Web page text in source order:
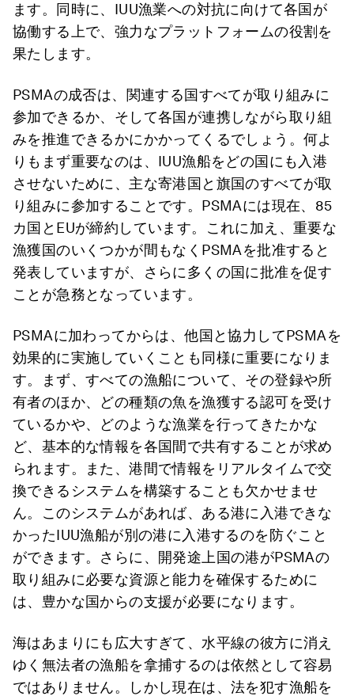
ます。同時に、IUU漁業への対抗に向けて各国が
協働する上で、強力なプラットフォームの役割を
果たします。
PSMAの成否は、関連する国すべてが取り組みに
参加できるか、そして各国が連携しながら取り組
みを推進できるかにかかってくるでしょう。何よ
りもまず重要なのは、IUU漁船をどの国にも入港
させないために、主な寄港国と旗国のすべてが取
り組みに参加することです。PSMAには現在、85
カ国とEUが締約しています。これに加え、重要な
漁獲国のいくつかが間もなくPSMAを批准すると
発表していますが、さらに多くの国に批准を促す
ことが急務となっています。
PSMAに加わってからは、他国と協力してPSMAを
効果的に実施していくことも同様に重要になりま
す。まず、すべての漁船について、その登録や所
有者のほか、どの種類の魚を漁獲する認可を受け
ているかや、どのような漁業を行ってきたかな
ど、基本的な情報を各国間で共有することが求め
られます。また、港間で情報をリアルタイムで交
換できるシステムを構築することも欠かせませ
ん。このシステムがあれば、ある港に入港できな
かったIUU漁船が別の港に入港するのを防ぐこと
ができます。さらに、開発途上国の港がPSMAの
取り組みに必要な資源と能力を確保するために
は、豊かな国からの支援が必要になります。
海はあまりにも広大すぎて、水平線の彼方に消え
ゆく無法者の漁船を拿捕するのは依然として容易
ではありません。しかし現在は、法を犯す漁船を